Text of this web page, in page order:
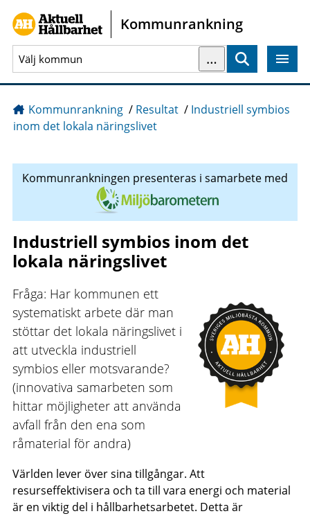
Gå direkt till sidans innehåll
Kommunrankning
…
Kommunrankning / Resultat / Industriell symbios
inom det lokala näringslivet
Kommunrankningen presenteras i samarbete med
Industriell symbios inom det
lokala näringslivet
Fråga: Har kommunen ett
systematiskt arbete där man
stöttar det lokala näringslivet i
att utveckla industriell
symbios eller motsvarande?
(innovativa samarbeten som
hittar möjligheter att använda
avfall från den ena som
råmaterial för andra)
Världen lever över sina tillgångar. Att
resurseffektivisera och ta till vara energi och material
är en viktig del i hållbarhetsarbetet. Detta är